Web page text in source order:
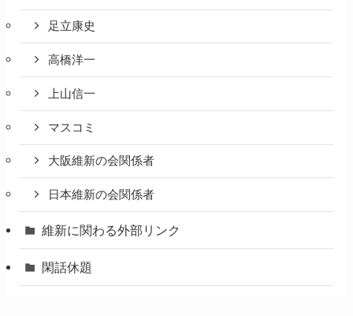
足立康史
高橋洋一
上山信一
マスコミ
大阪維新の会関係者
日本維新の会関係者
維新に関わる外部リンク
閑話休題